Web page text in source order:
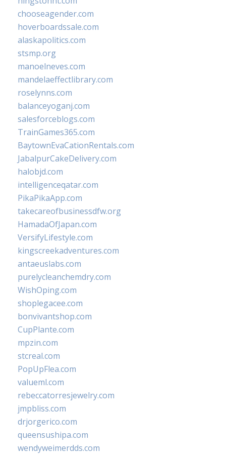
chooseagender.com
hoverboardssale.com
alaskapolitics.com
stsmp.org
manoelneves.com
mandelaeffectlibrary.com
roselynns.com
balanceyoganj.com
salesforceblogs.com
TrainGames365.com
BaytownEvaCationRentals.com
JabalpurCakeDelivery.com
halobjd.com
intelligenceqatar.com
PikaPikaApp.com
takecareofbusinessdfw.org
HamadaOfJapan.com
VersifyLifestyle.com
kingscreekadventures.com
antaeuslabs.com
purelycleanchemdry.com
WishOping.com
shoplegacee.com
bonvivantshop.com
CupPlante.com
mpzin.com
stcreal.com
PopUpFlea.com
valueml.com
rebeccatorresjewelry.com
jmpbliss.com
drjorgerico.com
queensushipa.com
wendyweimerdds.com